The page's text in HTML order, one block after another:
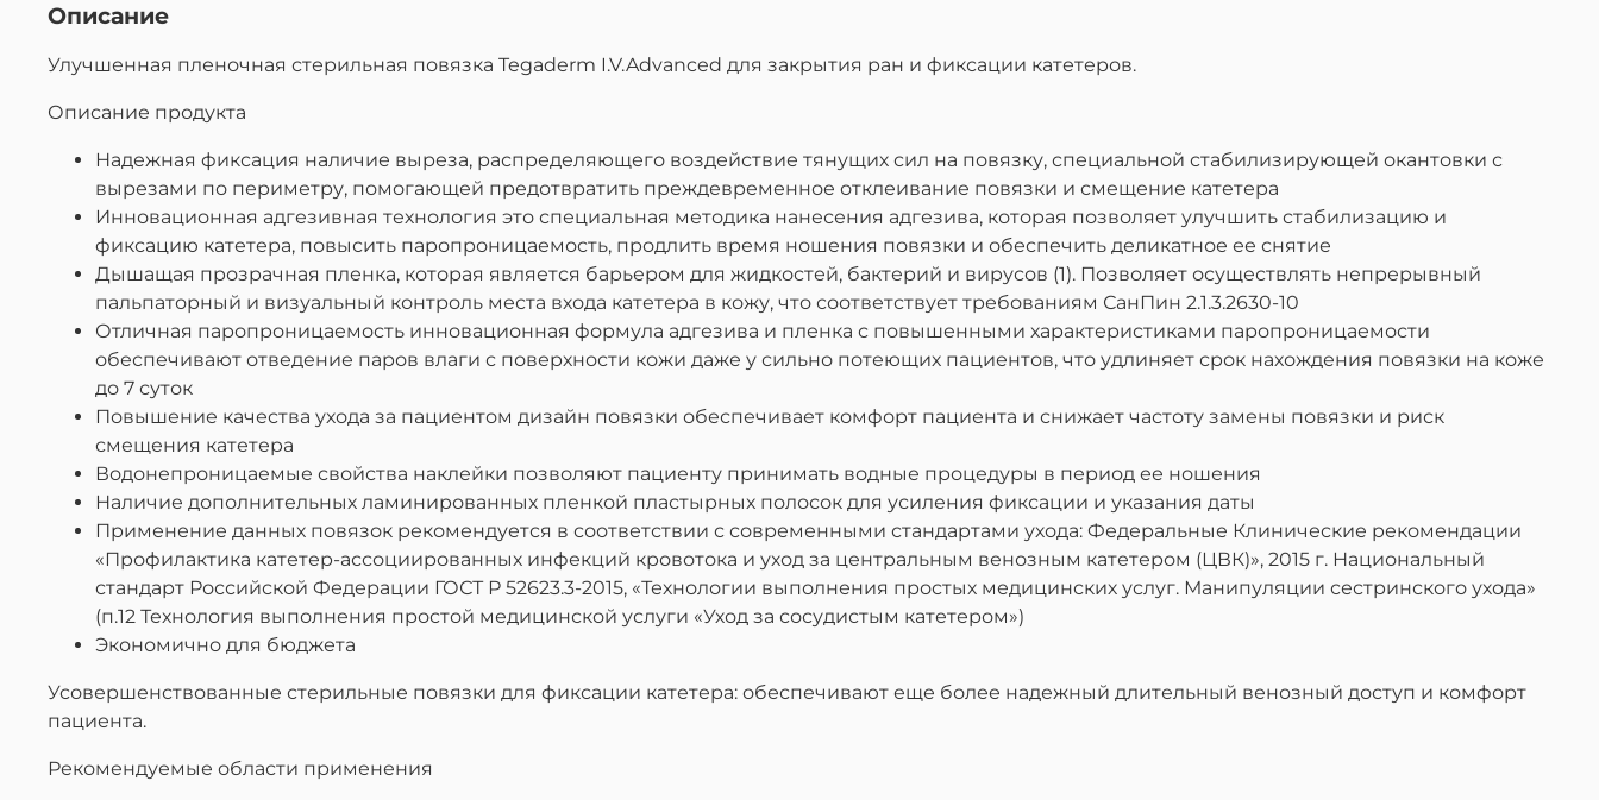
Описание
Улучшенная пленочная стерильная повязка Tegaderm I.V.Advanced для закрытия ран и фиксации катетеров.
Описание продукта
Надежная фиксация наличие выреза, распределяющего воздействие тянущих сил на повязку, специальной стабилизирующей окантовки с
вырезами по периметру, помогающей предотвратить преждевременное отклеивание повязки и смещение катетера
Инновационная адгезивная технология это специальная методика нанесения адгезива, которая позволяет улучшить стабилизацию и
фиксацию катетера, повысить паропроницаемость, продлить время ношения повязки и обеспечить деликатное ее снятие
Дышащая прозрачная пленка, которая является барьером для жидкостей, бактерий и вирусов (1). Позволяет осуществлять непрерывный
пальпаторный и визуальный контроль места входа катетера в кожу, что соответствует требованиям СанПин 2.1.3.2630-10
Отличная паропроницаемость инновационная формула адгезива и пленка с повышенными характеристиками паропроницаемости
обеспечивают отведение паров влаги с поверхности кожи даже у сильно потеющих пациентов, что удлиняет срок нахождения повязки на коже
до 7 суток
Повышение качества ухода за пациентом дизайн повязки обеспечивает комфорт пациента и снижает частоту замены повязки и риск
смещения катетера
Водонепроницаемые свойства наклейки позволяют пациенту принимать водные процедуры в период ее ношения
Наличие дополнительных ламинированных пленкой пластырных полосок для усиления фиксации и указания даты
Применение данных повязок рекомендуется в соответствии с современными стандартами ухода: Федеральные Клинические рекомендации
«Профилактика катетер-ассоциированных инфекций кровотока и уход за центральным венозным катетером (ЦВК)», 2015 г. Национальный
стандарт Российской Федерации ГОСТ Р 52623.3-2015, «Технологии выполнения простых медицинских услуг. Манипуляции сестринского ухода»
(п.12 Технология выполнения простой медицинской услуги «Уход за сосудистым катетером»)
Экономично для бюджета
Усовершенствованные стерильные повязки для фиксации катетера: обеспечивают еще более надежный длительный венозный доступ и комфорт
пациента.
Рекомендуемые области применения